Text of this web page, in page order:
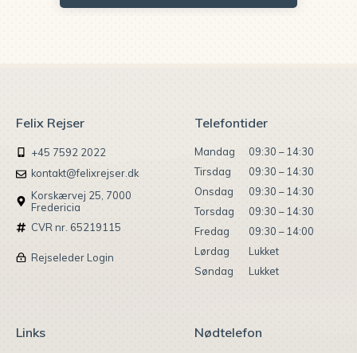
Felix Rejser
+45 7592 2022
kontakt@felixrejser.dk
Korskærvej 25, 7000
Fredericia
CVR nr. 65219115
Rejseleder Login
Telefontider
Mandag
09:30 – 14:30
Tirsdag
09:30 – 14:30
Onsdag
09:30 – 14:30
Torsdag
09:30 – 14:30
Fredag
09:30 – 14:00
Lørdag
Lukket
Søndag
Lukket
Links Nødtelefon